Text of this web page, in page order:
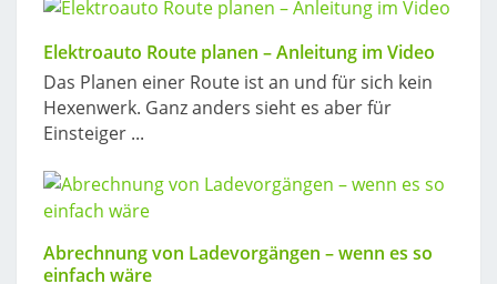
Elektroauto Route planen – Anleitung im Video
Das Planen einer Route ist an und für sich kein
Hexenwerk. Ganz anders sieht es aber für
Einsteiger ...
Abrechnung von Ladevorgängen – wenn es so
einfach wäre